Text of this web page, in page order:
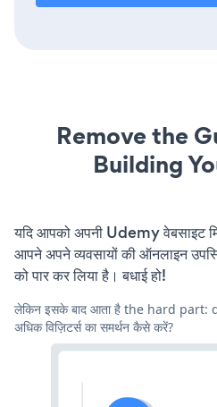
Remove the
Building
यदि आपको अपनी Udemy वेबसाइट
आपने अपने व्यवसायों की ऑनलाइन
को पार कर लिया है। बधाई हो!
लेकिन इसके बाद आता है the hard
अधिक विज़िटर्स का समर्थन कैसे करें?